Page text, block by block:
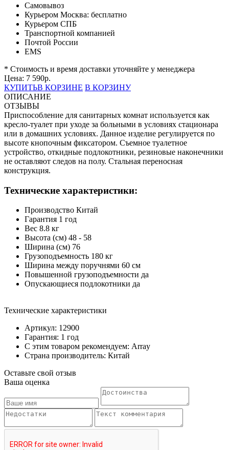
Самовывоз
Курьером Москва: бесплатно
Курьером СПБ
Транспортной компанией
Почтой России
EMS
* Стоимость и время доставки уточняйте у менеджера
Цена: 7 590р.
КУПИТЬВ КОРЗИНЕ В КОРЗИНУ
ОПИСАНИЕ
ОТЗЫВЫ
Приспособление для санитарных комнат используется как
кресло-туалет при уходе за больными в условиях стационара
или в домашних условиях. Данное изделие регулируется по
высоте кнопочным фиксатором. Съемное туалетное
устройство, откидные подлокотники, резиновые наконечники
не оставляют следов на полу. Стальная переносная
конструкция.
Технические характеристики:
Производство Китай
Гарантия 1 год
Вес 8.8 кг
Высота (см) 48 - 58
Ширина (см) 76
Грузоподъемность 180 кг
Ширина между поручнями 60 см
Повышенной грузоподъемности да
Опускающиеся подлокотники да
Технические характеристики
Артикул: 12900
Гарантия: 1 год
С этим товаром рекомендуем: Array
Страна производитель: Китай
Оставьте свой отзыв
Ваша оценка